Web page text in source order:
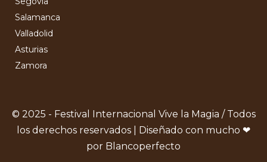
Salamanca
Valladolid
Asturias
Zamora
© 2025 - Festival Internacional Vive la Magia / Todos
los derechos reservados | Diseñado con mucho ❤
por Blancoperfecto